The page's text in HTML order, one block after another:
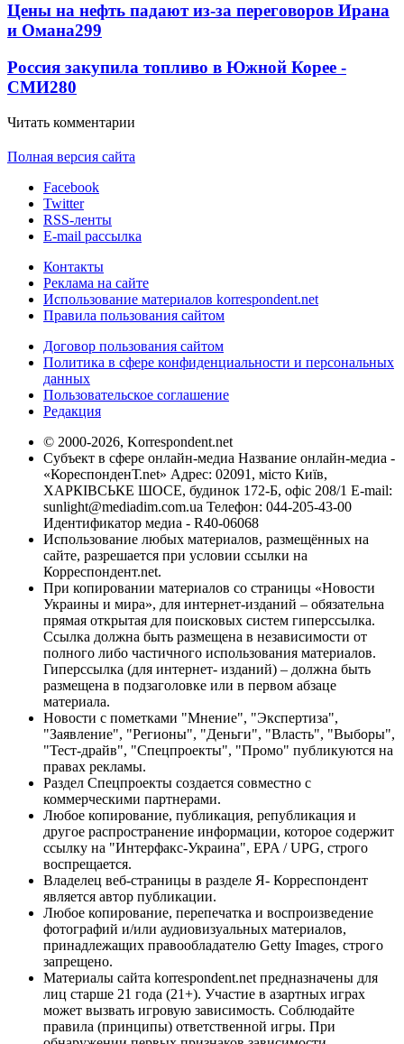
Цены на нефть падают из-за переговоров Ирана
и Омана299
Россия закупила топливо в Южной Корее -
СМИ280
Читать комментарии
Полная версия сайта
Facebook
Twitter
RSS-ленты
E-mail рассылка
Контакты
Реклама на сайте
Использование материалов korrespondent.net
Правила пользования сайтом
Договор пользования сайтом
Политика в сфере конфиденциальности и персональных
данных
Пользовательское соглашение
Редакция
© 2000-2026, Korrespondent.net
Субъект в сфере онлайн-медиа Название онлайн-медиа -
«КореспонденТ.net» Адрес: 02091, місто Київ,
ХАРКІВСЬКЕ ШОСЕ, будинок 172-Б, офіс 208/1 E-mail:
sunlight@mediadim.com.ua Телефон: 044-205-43-00
Идентификатор медиа - R40-06068
Использование любых материалов, размещённых на
сайте, разрешается при условии ссылки на
Корреспондент.net.
При копировании материалов со страницы «Новости
Украины и мира», для интернет-изданий – обязательна
прямая открытая для поисковых систем гиперссылка.
Ссылка должна быть размещена в независимости от
полного либо частичного использования материалов.
Гиперссылка (для интернет- изданий) – должна быть
размещена в подзаголовке или в первом абзаце
материала.
Новости с пометками "Мнение", "Экспертиза",
"Заявление", "Регионы", "Деньги", "Власть", "Выборы",
"Тест-драйв", "Спецпроекты", "Промо" публикуются на
правах рекламы.
Раздел Спецпроекты создается совместно с
коммерческими партнерами.
Любое копирование, публикация, републикация и
другое распространение информации, которое содержит
ссылку на "Интерфакс-Украина", EPA / UPG, строго
воспрещается.
Владелец веб-страницы в разделе Я- Корреспондент
является автор публикации.
Любое копирование, перепечатка и воспроизведение
фотографий и/или аудиовизуальных материалов,
принадлежащих правообладателю Getty Images, строго
запрещено.
Материалы сайта korrespondent.net предназначены для
лиц старше 21 года (21+). Участие в азартных играх
может вызвать игровую зависимость. Соблюдайте
правила (принципы) ответственной игры. При